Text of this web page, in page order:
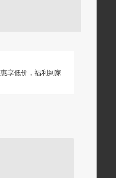
惠享低价，福利到家